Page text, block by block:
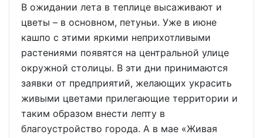
В ожидании лета в теплице высаживают и
цветы – в основном, петуньи. Уже в июне
кашпо с этими яркими неприхотливыми
растениями появятся на центральной улице
окружной столицы. В эти дни принимаются
заявки от предприятий, желающих украсить
живыми цветами прилегающие территории и
таким образом внести лепту в
благоустройство города. А в мае «Живая